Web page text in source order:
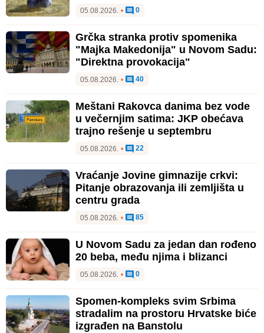
05.08.2026. • 0
Grčka stranka protiv spomenika
"Majka Makedonija" u Novom Sadu:
"Direktna provokacija"
05.08.2026. • 40
Meštani Rakovca danima bez vode
u večernjim satima: JKP obećava
trajno rešenje u septembru
05.08.2026. • 22
Vraćanje Jovine gimnazije crkvi:
Pitanje obrazovanja ili zemljišta u
centru grada
05.08.2026. • 85
U Novom Sadu za jedan dan rođeno
20 beba, među njima i blizanci
05.08.2026. • 0
Spomen-kompleks svim Srbima
stradalim na prostoru Hrvatske biće
izgrađen na Banstolu